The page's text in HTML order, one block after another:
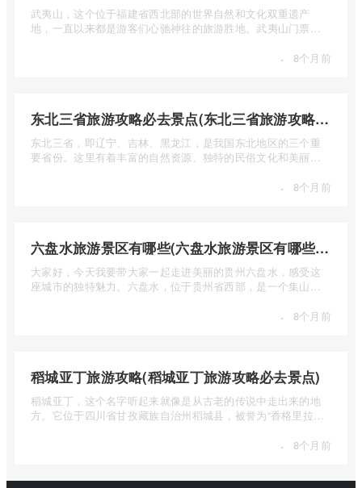
武夷山，这个位于福建省西北部的世界自然和文化双重遗产
地，一直以来都是游客们心驰神往的旅游胜地。武夷山门票多
· 8个月前
东北三省旅游攻略必去景点(东北三省旅游攻略必去景点视频介绍)
东北三省，即辽宁、吉林、黑龙江，是我国东北地区的三个重
要省份。这里有着丰富的自然资源、独特的民俗文化和美丽的
· 8个月前
六盘水旅游景区有哪些(六盘水旅游景区有哪些景点值得去)
大家好，今天我要带大家一起走进美丽的贵州六盘水，感受这
座城市的独特魅力。六盘水，位于贵州省西部，是一个集山水
· 8个月前
稻城亚丁旅游攻略(稻城亚丁旅游攻略必去景点)
稻城亚丁，这个名字听起来就像是从古老的传说中走出来的地
方。它位于四川省甘孜藏族自治州稻城县，被誉为“香格里拉的
· 8个月前